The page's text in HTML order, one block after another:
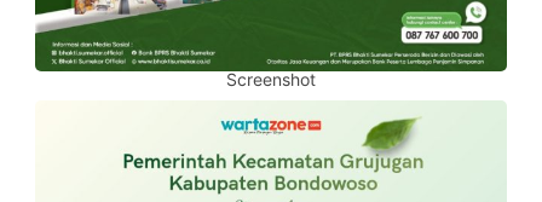
Screenshot